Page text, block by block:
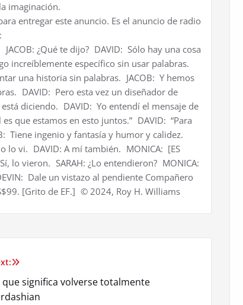
imaginación.
entregar este anuncio. Es el anuncio de radio
¿Qué te dijo? DAVID: Sólo hay una cosa
increíblemente específico sin usar palabras.
una historia sin palabras. JACOB: Y hemos
DAVID: Pero esta vez un diseñador de
diciendo. DAVID: Yo entendí el mensaje de
que estamos en esto juntos.” DAVID: “Para
Tiene ingenio y fantasía y humor y calidez.
lo vi. DAVID: A mí también. MONICA: [ES
lo vieron. SARAH: ¿Lo entendieron? MONICA:
Dale un vistazo al pendiente Compañero
[Grito de EF.] © 2024, Roy H. Williams
que significa volverse totalmente